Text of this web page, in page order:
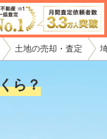
土地の売却・査定
ら？